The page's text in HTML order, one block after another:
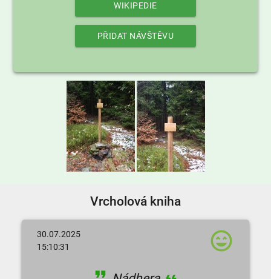
WIKIPEDIE
PŘIDAT NÁVŠTĚVU
Vrcholová kniha
30.07.2025
15:10:31